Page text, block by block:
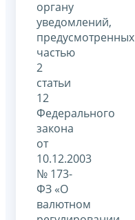
органу
уведомлений,
предусмотренных
частью
2
статьи
12
Федерального
закона
от
10.12.2003
№ 173-
ФЗ «О
валютном